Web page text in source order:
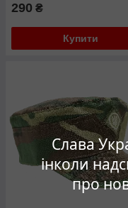
Слава
інколи
про
290 ₴
Купити